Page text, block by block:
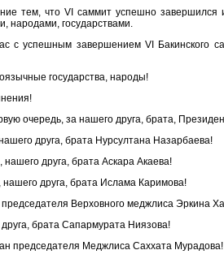
тем, что VI саммит успешно
народами, государствами.
с успешным завершением VI Бакинского
государства, народы!
очередь, за нашего друга, брата,
друга, брата Нурсултана Назарбаева!
друга, брата Аскара Акаева!
друга, брата Ислама Каримова!
Верховного меджлиса Эркина
брата Сапармурата Ниязова!
председателя Меджлиса Саххата Мурадова!